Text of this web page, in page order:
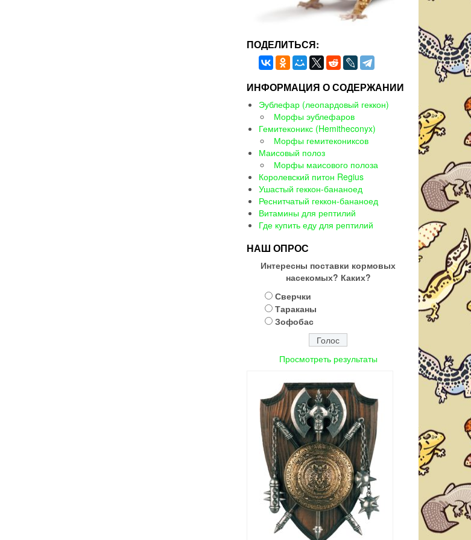
ПОДЕЛИТЬСЯ:
ИНФОРМАЦИЯ О СОДЕРЖАНИИ
Эублефар (леопардовый геккон)
Морфы эублефаров
Гемитеконикс (Hemitheconyx)
Морфы гемитекониксов
Маисовый полоз
Морфы маисового полоза
Королевский питон Regius
Ушастый геккон-бананоед
Реснитчатый геккон-бананоед
Витамины для рептилий
Где купить еду для рептилий
НАШ ОПРОС
Интересны поставки кормовых
насекомых? Каких?
Сверчки
Тараканы
Зофобас
Просмотреть результаты